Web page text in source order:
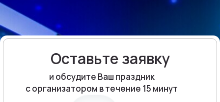
Оставьте заявку
и обсудите Ваш праздник
с организатором в течение 15 минут